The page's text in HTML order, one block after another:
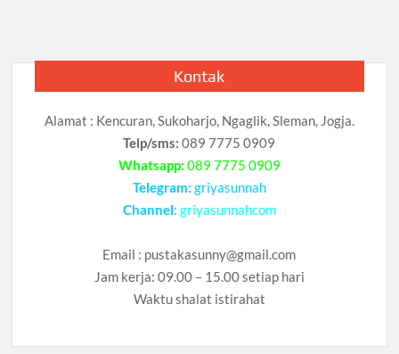
Hukum
Kontak
Alamat : Kencuran, Sukoharjo, Ngaglik, Sleman, Jogja.
Telp/sms: 089 7775 0909
Whatsapp: 089 7775 0909
Telegram: griyasunnah
Channel: griyasunnahcom
Email : pustakasunny@gmail.com
Jam kerja: 09.00 – 15.00 setiap hari
Waktu shalat istirahat